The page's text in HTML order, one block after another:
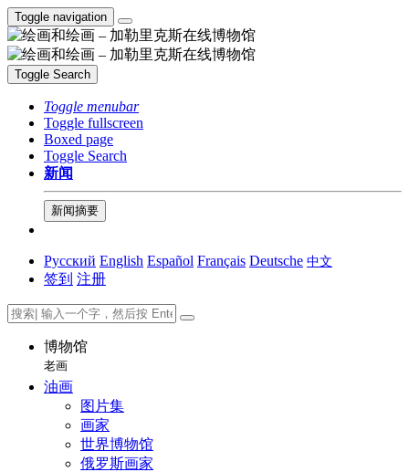
Toggle navigation
Toggle Search
Toggle menubar
Toggle fullscreen
Boxed page
Toggle Search
新闻
新闻摘要
Русский English Español Français Deutsche 中文
签到 注册
博物馆
老画
油画
图片集
画家
世界博物馆
俄罗斯画家